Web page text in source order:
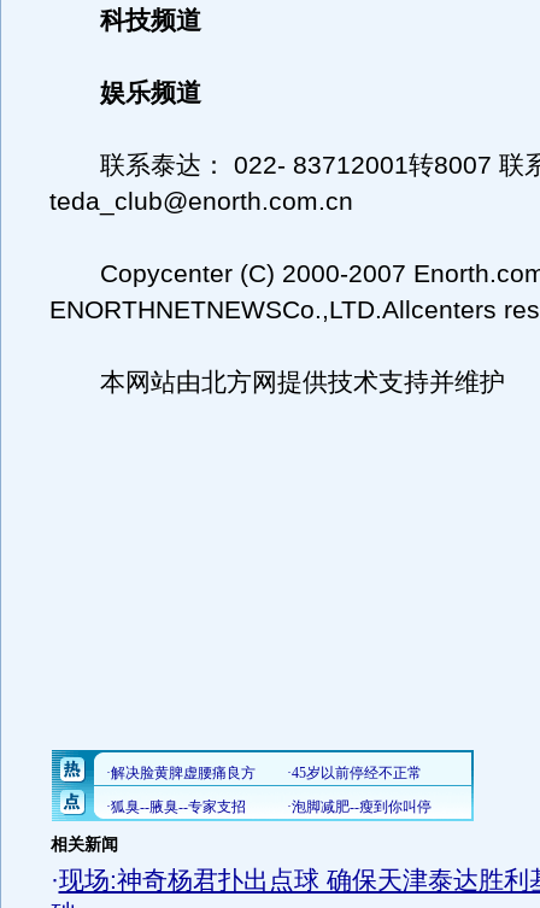
科技频道
娱乐频道
联系泰达： 022- 83712001转8007 联
teda_club@enorth.com.cn
Copycenter (C) 2000-2007
ENORTHNETNEWSCo.,LTD.Allcenters
本网站由北方网提供技术支持并维护
相关新闻
·现场:神奇杨君扑出点球 确保天津泰达胜利